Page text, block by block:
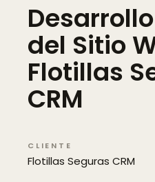
Desarrollo
del Sitio
Flotillas
CRM
CLIENTE
Flotillas Seguras CRM